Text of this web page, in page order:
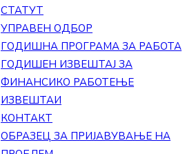
СТАТУТ
УПРАВЕН ОДБОР
ГОДИШНА ПРОГРАМА ЗА РАБОТА
ГОДИШЕН ИЗВЕШТАЈ ЗА
ФИНАНСИКО РАБОТЕЊЕ
ИЗВЕШТАИ
КОНТАКТ
ОБРАЗЕЦ ЗА ПРИЈАВУВАЊЕ НА